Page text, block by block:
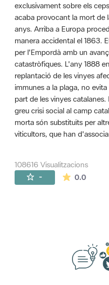
exclusivament sobre els
acaba provocant la mort de
anys. Arriba a Europa
manera accidental el 1863.
per l'Empordà amb un
catastròfiques. L'any 1888
replantació de les vinyes
immunes a la plaga, no
part de les vinyes
greu crisi social al camp
morta són substituïts per
viticultors, que han
108616 Visualitzacions
- 0.0La